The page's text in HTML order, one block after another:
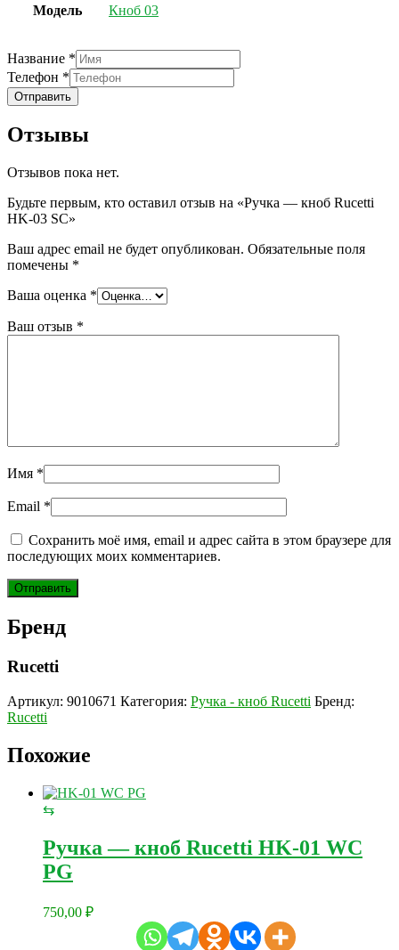
Модель Кноб 03
Название
Телефон
Название *
Телефон *
Отправить
Отзывы
Отзывов пока нет.
Будьте первым, кто оставил отзыв на «Ручка — кноб Rucetti
HK-03 SC»
Ваш адрес email не будет опубликован. Обязательные поля
помечены *
Ваша оценка *
Ваш отзыв *
Имя *
Email *
Сохранить моё имя, email и адрес сайта в этом браузере для
последующих моих комментариев.
Бренд
Rucetti
Артикул: 9010671 Категория: Ручка - кноб Rucetti Бренд:
Rucetti
Похожие
⇆
Ручка — кноб Rucetti HK-01 WC
PG
750,00 ₽